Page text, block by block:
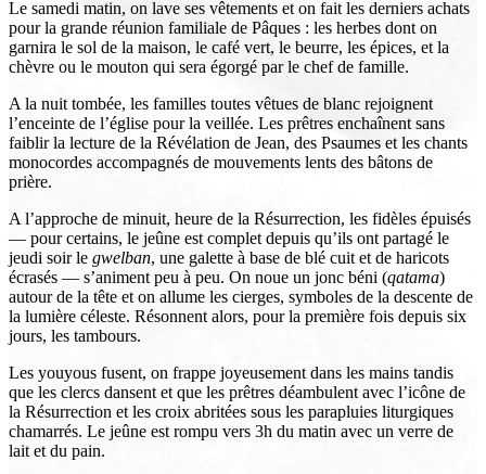
Le samedi matin, on lave ses vêtements et on fait les derniers achats
pour la grande réunion familiale de Pâques : les herbes dont on
garnira le sol de la maison, le café vert, le beurre, les épices, et la
chèvre ou le mouton qui sera égorgé par le chef de famille.
A la nuit tombée, les familles toutes vêtues de blanc rejoignent
l’enceinte de l’église pour la veillée. Les prêtres enchaînent sans
faiblir la lecture de la Révélation de Jean, des Psaumes et les chants
monocordes accompagnés de mouvements lents des bâtons de
prière.
A l’approche de minuit, heure de la Résurrection, les fidèles épuisés
— pour certains, le jeûne est complet depuis qu’ils ont partagé le
jeudi soir le gwelban, une galette à base de blé cuit et de haricots
écrasés — s’animent peu à peu. On noue un jonc béni (qatama)
autour de la tête et on allume les cierges, symboles de la descente de
la lumière céleste. Résonnent alors, pour la première fois depuis six
jours, les tambours.
Les youyous fusent, on frappe joyeusement dans les mains tandis
que les clercs dansent et que les prêtres déambulent avec l’icône de
la Résurrection et les croix abritées sous les parapluies liturgiques
chamarrés. Le jeûne est rompu vers 3h du matin avec un verre de
lait et du pain.